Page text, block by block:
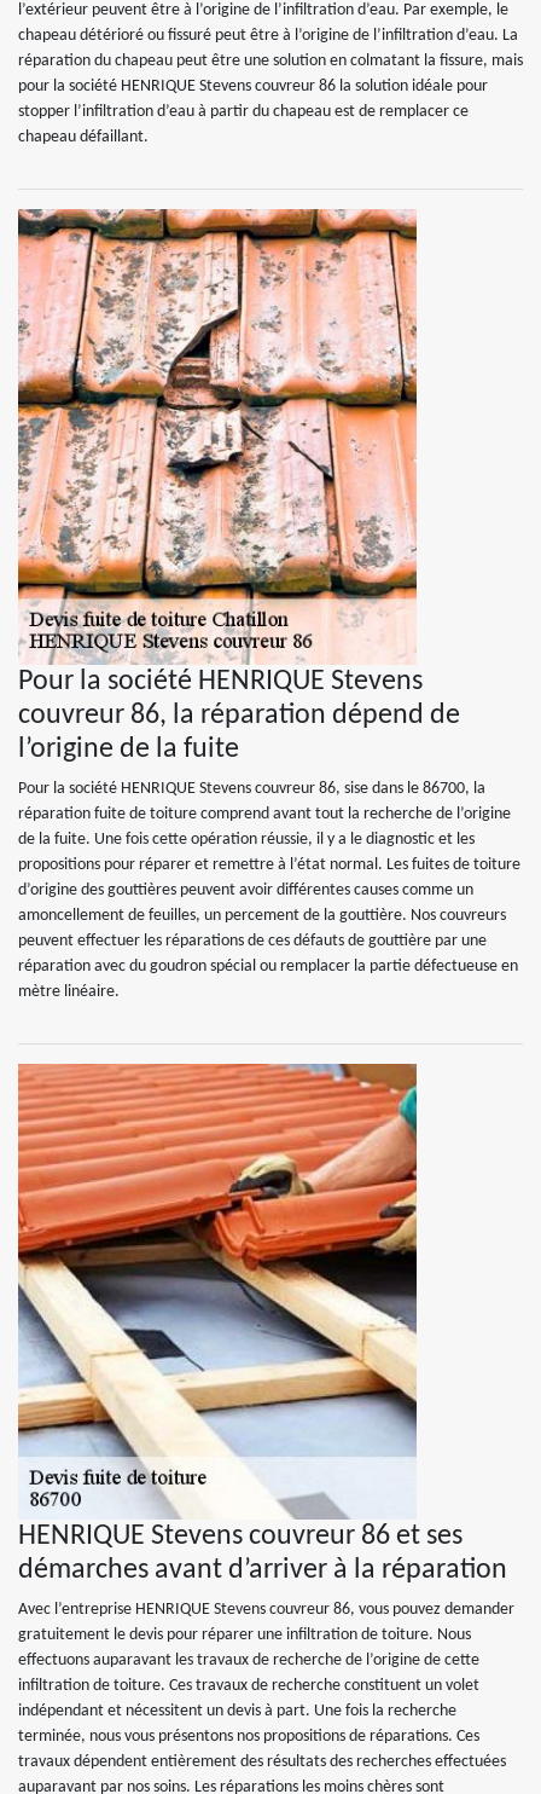
l’extérieur peuvent être à l’origine de l’infiltration d’eau. Par exemple, le
chapeau détérioré ou fissuré peut être à l’origine de l’infiltration d’eau. La
réparation du chapeau peut être une solution en colmatant la fissure, mais
pour la société HENRIQUE Stevens couvreur 86 la solution idéale pour
stopper l’infiltration d’eau à partir du chapeau est de remplacer ce
chapeau défaillant.
Pour la société HENRIQUE Stevens
couvreur 86, la réparation dépend de
l’origine de la fuite
Pour la société HENRIQUE Stevens couvreur 86, sise dans le 86700, la
réparation fuite de toiture comprend avant tout la recherche de l’origine
de la fuite. Une fois cette opération réussie, il y a le diagnostic et les
propositions pour réparer et remettre à l’état normal. Les fuites de toiture
d’origine des gouttières peuvent avoir différentes causes comme un
amoncellement de feuilles, un percement de la gouttière. Nos couvreurs
peuvent effectuer les réparations de ces défauts de gouttière par une
réparation avec du goudron spécial ou remplacer la partie défectueuse en
mètre linéaire.
HENRIQUE Stevens couvreur 86 et ses
démarches avant d’arriver à la réparation
Avec l’entreprise HENRIQUE Stevens couvreur 86, vous pouvez demander
gratuitement le devis pour réparer une infiltration de toiture. Nous
effectuons auparavant les travaux de recherche de l’origine de cette
infiltration de toiture. Ces travaux de recherche constituent un volet
indépendant et nécessitent un devis à part. Une fois la recherche
terminée, nous vous présentons nos propositions de réparations. Ces
travaux dépendent entièrement des résultats des recherches effectuées
auparavant par nos soins. Les réparations les moins chères sont